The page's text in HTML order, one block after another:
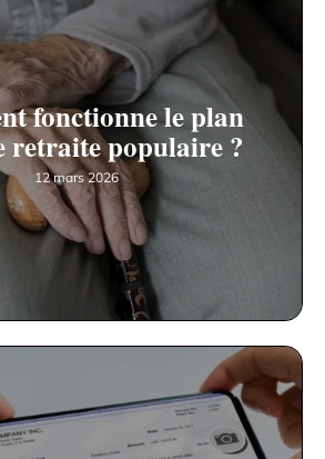
fonctionne le plan
retraite populaire ?
12 mars 2026